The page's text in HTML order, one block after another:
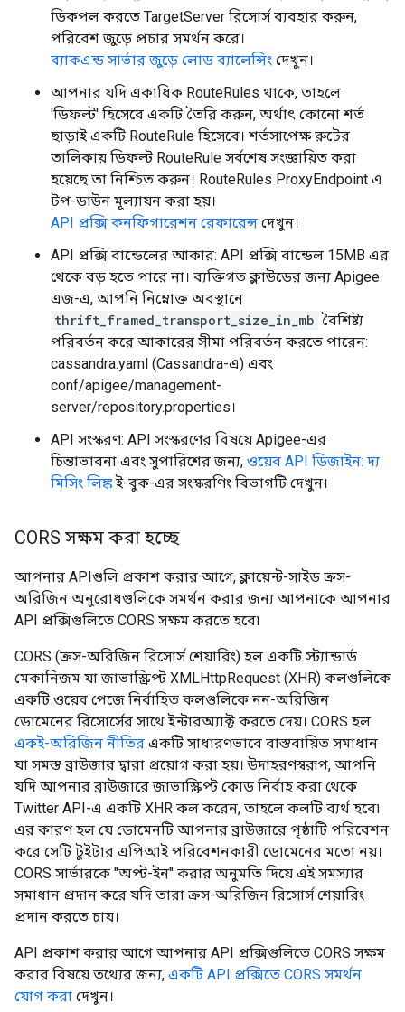
ডিকপল করতে TargetServer রিসোর্স ব্যবহার করুন,
পরিবেশ জুড়ে প্রচার সমর্থন করে।
ব্যাকএন্ড সার্ভার জুড়ে লোড ব্যালেন্সিং দেখুন।
আপনার যদি একাধিক RouteRules থাকে, তাহলে
'ডিফল্ট' হিসেবে একটি তৈরি করুন, অর্থাৎ কোনো শর্ত
ছাড়াই একটি RouteRule হিসেবে। শর্তসাপেক্ষ রুটের
তালিকায় ডিফল্ট RouteRule সর্বশেষ সংজ্ঞায়িত করা
হয়েছে তা নিশ্চিত করুন। RouteRules ProxyEndpoint এ
টপ-ডাউন মূল্যায়ন করা হয়।
API প্রক্সি কনফিগারেশন রেফারেন্স দেখুন।
API প্রক্সি বান্ডেলের আকার: API প্রক্সি বান্ডেল 15MB এর
থেকে বড় হতে পারে না। ব্যক্তিগত ক্লাউডের জন্য Apigee
এজ-এ, আপনি নিম্নোক্ত অবস্থানে
thrift_framed_transport_size_in_mb বৈশিষ্ট্য
পরিবর্তন করে আকারের সীমা পরিবর্তন করতে পারেন:
cassandra.yaml (Cassandra-এ) এবং
conf/apigee/management-
server/repository.properties।
API সংস্করণ: API সংস্করণের বিষয়ে Apigee-এর
চিন্তাভাবনা এবং সুপারিশের জন্য, ওয়েব API ডিজাইন: দ্য
মিসিং লিঙ্কই-বুক-এর সংস্করণিং বিভাগটি দেখুন।
CORS সক্ষম করা হচ্ছে
আপনার APIগুলি প্রকাশ করার আগে, ক্লায়েন্ট-সাইড ক্রস-
অরিজিন অনুরোধগুলিকে সমর্থন করার জন্য আপনাকে আপনার
API প্রক্সিগুলিতে CORS সক্ষম করতে হবে৷
CORS (ক্রস-অরিজিন রিসোর্স শেয়ারিং) হল একটি স্ট্যান্ডার্ড
মেকানিজম যা জাভাস্ক্রিপ্ট XMLHttpRequest (XHR) কলগুলিকে
একটি ওয়েব পেজে নির্বাহিত কলগুলিকে নন-অরিজিন
ডোমেনের রিসোর্সের সাথে ইন্টারঅ্যাক্ট করতে দেয়। CORS হল
একই-অরিজিন নীতির একটি সাধারণভাবে বাস্তবায়িত সমাধান
যা সমস্ত ব্রাউজার দ্বারা প্রয়োগ করা হয়। উদাহরণস্বরূপ, আপনি
যদি আপনার ব্রাউজারে জাভাস্ক্রিপ্ট কোড নির্বাহ করা থেকে
Twitter API-এ একটি XHR কল করেন, তাহলে কলটি ব্যর্থ হবে৷
এর কারণ হল যে ডোমেনটি আপনার ব্রাউজারে পৃষ্ঠাটি পরিবেশন
করে সেটি টুইটার এপিআই পরিবেশনকারী ডোমেনের মতো নয়।
CORS সার্ভারকে "অপ্ট-ইন" করার অনুমতি দিয়ে এই সমস্যার
সমাধান প্রদান করে যদি তারা ক্রস-অরিজিন রিসোর্স শেয়ারিং
প্রদান করতে চায়।
API প্রকাশ করার আগে আপনার API প্রক্সিগুলিতে CORS সক্ষম
করার বিষয়ে তথ্যের জন্য, একটি API প্রক্সিতে CORS সমর্থন
যোগ করা দেখুন।